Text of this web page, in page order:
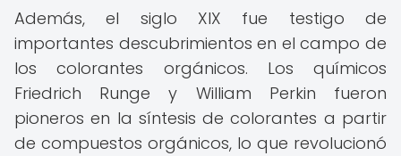
Además, el siglo XIX fue testigo de
importantes descubrimientos en el campo de
los colorantes orgánicos. Los químicos
Friedrich Runge y William Perkin fueron
pioneros en la síntesis de colorantes a partir
de compuestos orgánicos, lo que revolucionó